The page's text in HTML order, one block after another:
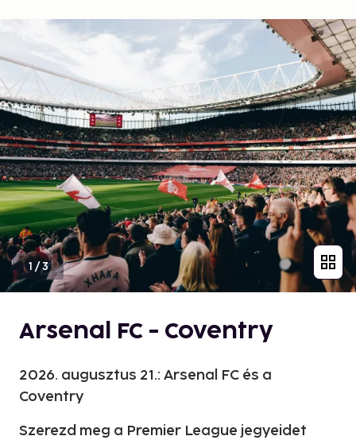
1 /3
Arsenal FC - Coventry
2026. augusztus 21.: Arsenal FC és a
Coventry
Szerezd meg a Premier League jegyeidet